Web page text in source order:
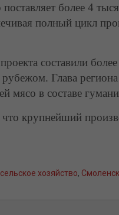
более 4
полный цикл
составили
рубежом. Глава
мясо в составе
крупнейший
сельское хозяйство, Смоленск